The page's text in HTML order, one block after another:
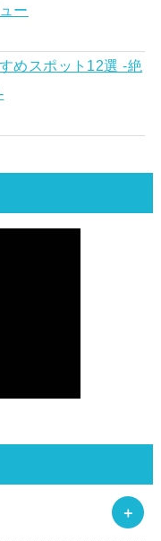
ー
めスポット12選 -絶